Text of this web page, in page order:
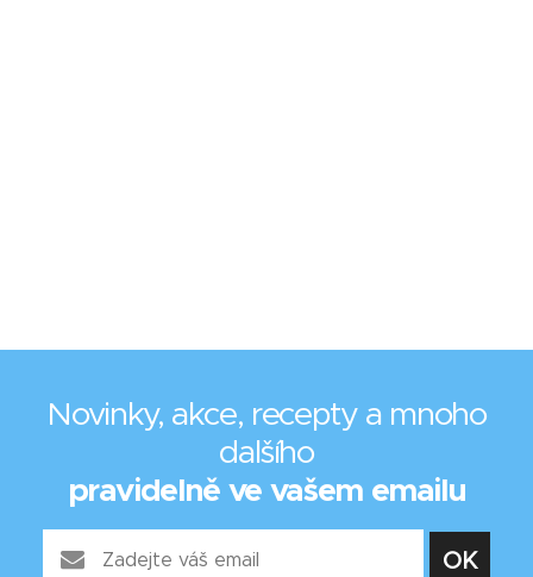
Novinky, akce, recepty a mnoho
dalšího
pravidelně ve vašem emailu